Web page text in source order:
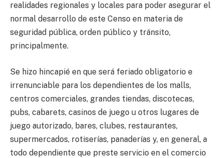
realidades regionales y locales para poder asegurar el
normal desarrollo de este Censo en materia de
seguridad pública, orden público y tránsito,
principalmente.
Se hizo hincapié en que será feriado obligatorio e
irrenunciable para los dependientes de los malls,
centros comerciales, grandes tiendas, discotecas,
pubs, cabarets, casinos de juego u otros lugares de
juego autorizado, bares, clubes, restaurantes,
supermercados, rotiserías, panaderías y, en general, a
todo dependiente que preste servicio en el comercio